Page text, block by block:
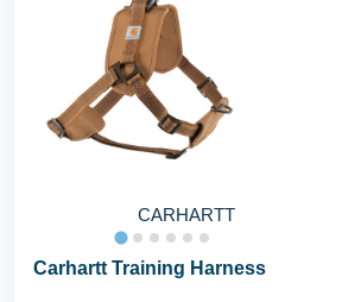
CARHARTT
Carhartt Training Harness